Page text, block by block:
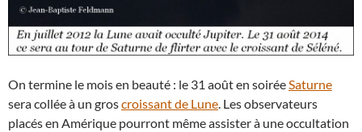
On termine le mois en beauté : le 31 août en soiréeSaturne
sera collée à un groscroissant de Lune. Les observateurs
placés en Amérique pourront même assister à une occultation